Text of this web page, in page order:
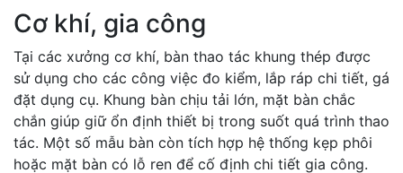
Cơ khí, gia công
Tại các xưởng cơ khí, bàn thao tác khung thép được
sử dụng cho các công việc đo kiểm, lắp ráp chi tiết, gá
đặt dụng cụ. Khung bàn chịu tải lớn, mặt bàn chắc
chắn giúp giữ ổn định thiết bị trong suốt quá trình thao
tác. Một số mẫu bàn còn tích hợp hệ thống kẹp phôi
hoặc mặt bàn có lỗ ren để cố định chi tiết gia công.